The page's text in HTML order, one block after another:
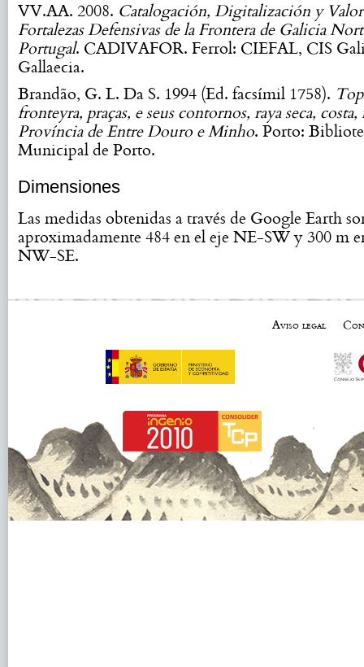
VV.AA. 2008. Catalogación, Digitalización y
Fortalezas Defensivas de la Frontera de Galicia
Portugal. CADIVAFOR. Ferrol: CIEFAL, CIS
Gallaecia.
Brandão, G. L. Da S. 1994 (Ed. facsímil 1758).
fronteyra, praças, e seus contornos, raya seca, costa,
Província de Entre Douro e Minho. Porto:
Municipal de Porto.
Dimensiones
Las medidas obtenidas a través de Google Earth
aproximadamente 484 en el eje NE-SW y 300 m
NW-SE.
Aviso legal